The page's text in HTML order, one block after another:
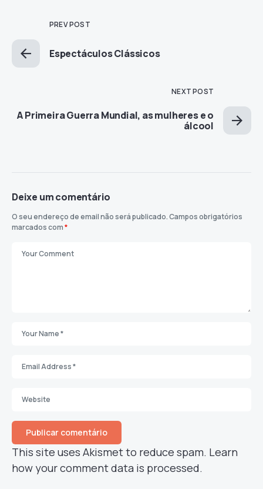
PREV POST
Espectáculos Clássicos
NEXT POST
A Primeira Guerra Mundial, as mulheres e o
álcool
Deixe um comentário
O seu endereço de email não será publicado.Campos obrigatórios
marcados com*
This site uses Akismet to reduce spam. Learn
how your comment data is processed.